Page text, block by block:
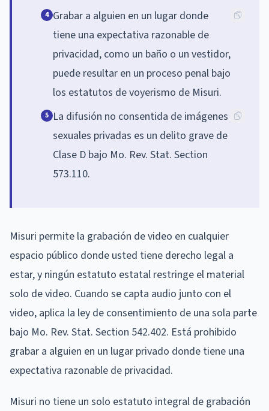
4 Grabar a alguien en un lugar donde
tiene una expectativa razonable de
privacidad, como un baño o un vestidor,
puede resultar en un proceso penal bajo
los estatutos de voyerismo de Misuri.
5 La difusión no consentida de imágenes
sexuales privadas es un delito grave de
Clase D bajo Mo. Rev. Stat. Section
573.110.
Misuri permite la grabación de video en cualquier
espacio público donde usted tiene derecho legal a
estar, y ningún estatuto estatal restringe el material
solo de video. Cuando se capta audio junto con el
video, aplica la ley de consentimiento de una sola parte
bajo Mo. Rev. Stat. Section 542.402. Está prohibido
grabar a alguien en un lugar privado donde tiene una
expectativa razonable de privacidad.
Misuri no tiene un solo estatuto integral de grabación